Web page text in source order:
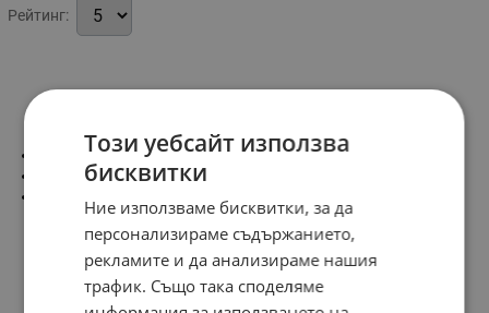
Рейтинг:
За измерване на вътрешни, външни размери и дълбочини
Диапазон на измерване: до 300 мм
Този уебсайт използва
бисквитки
Ние използваме бисквитки, за да
персонализираме съдържанието,
рекламите и да анализираме нашия
трафик. Също така споделяме